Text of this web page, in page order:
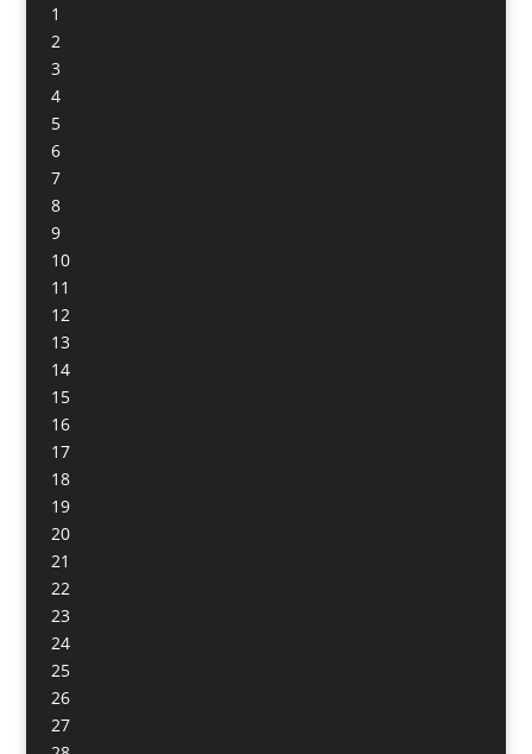
1
2
3
4
5
6
7
8
9
10
11
12
13
14
15
16
17
18
19
20
21
22
23
24
25
26
27